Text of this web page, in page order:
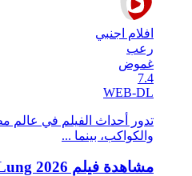
افلام اجنبي
رعب
غموض
7.4
WEB-DL
تدور أحداث الفيلم في عالم
والكواكب، بينما ...
مشاهدة فيلم Iron Lung 2026 مترجم